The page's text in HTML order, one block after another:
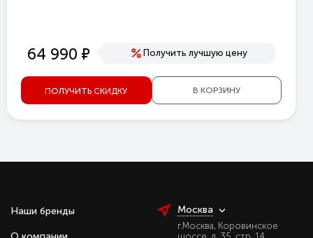
64 990 е Получить лучшую цену
ПОЛУЧИТЬ СКИДКУ В КОРЗИНУ
Наши бренды Москва
г.Москва, Коровинское